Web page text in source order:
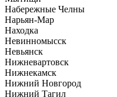
Набережные Челны
Нарьян-Мар
Находка
Невинномысск
Невьянск
Нижневартовск
Нижнекамск
Нижний Новгород
Нижний Тагил